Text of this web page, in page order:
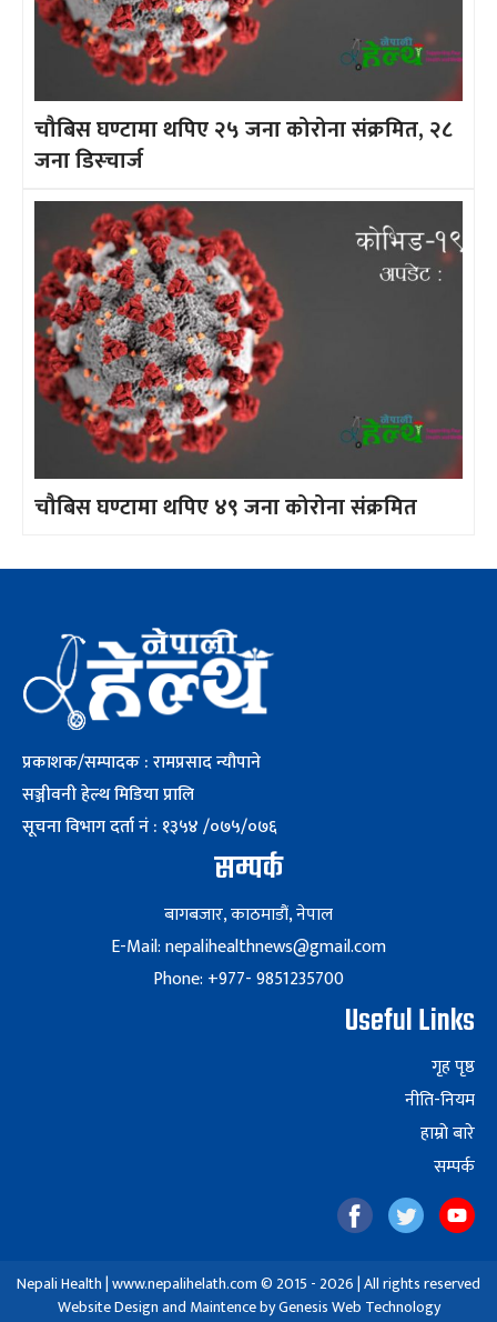
चौबिस घण्टामा थपिए २५ जना कोरोना संक्रमित, २८
जना डिस्चार्ज
चौबिस घण्टामा थपिए ४९ जना कोरोना संक्रमित
प्रकाशक/सम्पादक : रामप्रसाद न्यौपाने
सञ्जीवनी हेल्थ मिडिया प्रालि
सूचना विभाग दर्ता नं : १३५४ /०७५/०७६
सम्पर्क
बागबजार, काठमाडौं, नेपाल
E-Mail: nepalihealthnews@gmail.com
Phone: +977- 9851235700
Useful Links
गृह पृष्ठ
नीति-नियम
हाम्रो बारे
सम्पर्क
Nepali Health | www.nepalihelath.com © 2015 - 2026 | All rights reserved
Website Design and Maintence byGenesis Web Technology